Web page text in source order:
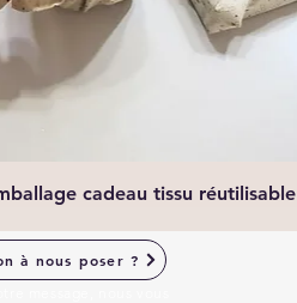
Aperçu rapide
cadeau tissu réutilisable
à nous poser ?